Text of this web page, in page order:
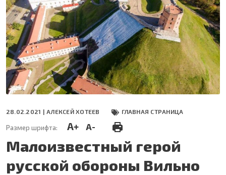
28.02.2021 |АЛЕКСЕЙ ХОТЕЕВ ГЛАВНАЯ СТРАНИЦА
Размер шрифта: A+ A-
Малоизвестный герой
русской обороны Вильно